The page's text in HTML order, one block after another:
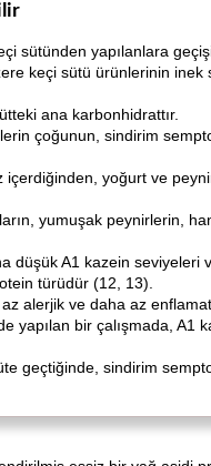
sütünden yapılanlara
keçi sütü ürünlerinin inek
ana karbonhidrattır.
çoğunun, sindirim
yoğurt ve
yumuşak peynirlerin,
düşük A1 kazein
türüdür (12, 13).
alerjik ve daha az
yapılan bir çalışmada, A1
geçtiğinde, sindirim